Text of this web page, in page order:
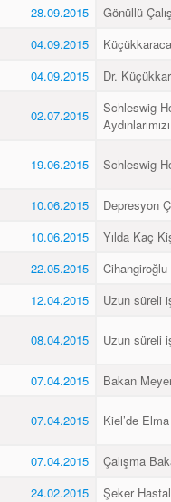
28.09.2015
Gönüllü
04.09.2015
04.09.2015
Dr.
02.07.2015
Schleswig-
19.06.2015 Schleswig-
10.06.2015
Depresyon
10.06.2015
Yılda Kaç
22.05.2015
12.04.2015
Uzun süreli
08.04.2015 Uzun süreli
07.04.2015 Bakan
07.04.2015 Kiel’de
07.04.2015
Çalışma
24.02.2015
Şeker